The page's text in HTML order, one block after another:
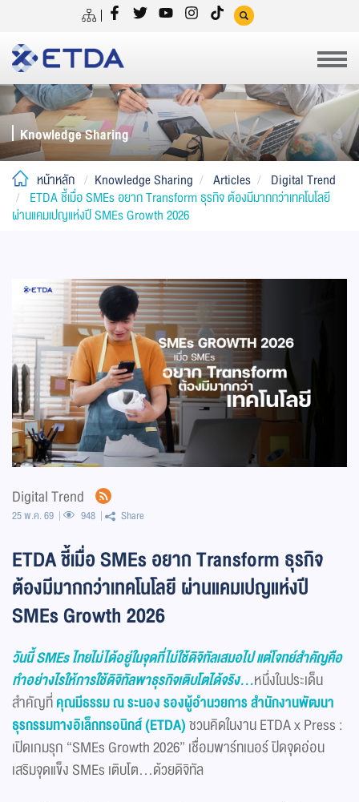
Knowledge Sharing
หน้าหลัก Knowledge Sharing Articles
Digital Trend
ETDA ชี้เมื่อ SMEs อยาก Transform ธุรกิจ ต้องมีมากกว่าเทคโนโลยี
ผ่านแคมเปญแห่งปี SMEs Growth 2026
Digital Trend
25 พ.ค. 69 948 Share
ETDA ชี้เมื่อ SMEs อยาก Transform ธุรกิจ
ต้องมีมากกว่าเทคโนโลยี ผ่านแคมเปญแห่งปี
SMEs Growth 2026
วันนี้SMEsไทยไม่ได้อยู่ในจุดที่ไม่ใช้ดิจิทัลเสมอไป แต่โจทย์สำคัญคือ
ทำอย่างไรให้การใช้ดิจิทัลพาธุรกิจเติบโตได้จริง...หนึ่งในประเด็น
สำคัญที่คุณมีธรรม ณ ระนอง รองผู้อำนวยการ สำนักงานพัฒนา
ธุรกรรมทางอิเล็กทรอนิกส์ (ETDA)ชวนคิดในงาน ETDA x Press :
เปิดเกมรุก “SMEs Growth 2026” เชื่อมพาร์ทเนอร์ ปิดจุดอ่อน
เสริมจุดแข็ง SMEs เติบโต...ด้วยดิจิทัล